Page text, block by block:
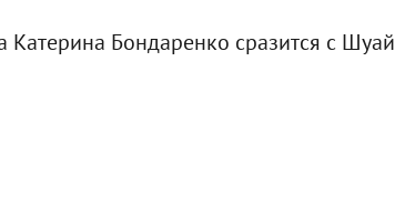
Бондаренко сразится с Шуай